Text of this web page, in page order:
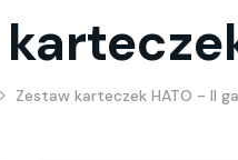
Zestaw karteczek HATO - II